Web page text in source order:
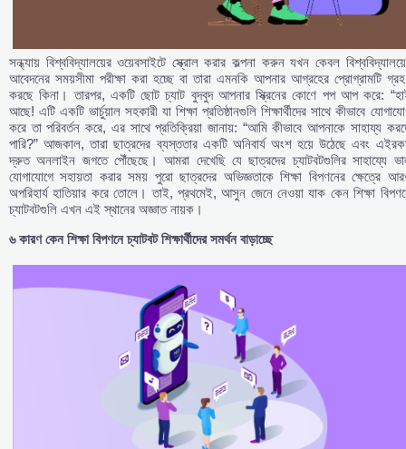
সন্ধ্যায় বিশ্ববিদ্যালয়ের ওয়েবসাইটে স্ক্রোল করার কল্পনা করুন যখন কেবল
আবেদনের সময়সীমা পরীক্ষা করা হচ্ছে বা তারা এমনকি আপনার আগ্রহের প্রোগ্রামটি
করছে কিনা। তারপর, একটি ছোট চ্যাট বুদবুদ আপনার স্ক্রিনের কোণে পপ আপ করে:
আছে! এটি একটি ভার্চুয়াল সহকারী যা শিক্ষা প্রতিষ্ঠানগুলি শিক্ষার্থীদের সাথে কীভাবে
করে তা পরিবর্তন করে, এর সাথে প্রতিক্রিয়া জানায়: “আমি কীভাবে আপনাকে সাহায্য
পারি?” আজকাল, তারা ছাত্রদের ব্যস্ততার একটি অনিবার্য অংশ হয়ে উঠেছে এবং
দ্রুত অনলাইন জগতে পৌঁছেছে। আমরা দেখেছি যে ছাত্রদের চ্যাটবটগুলির সাহায্যে
যোগাযোগে সহায়তা করার সময় পুরো ছাত্রদের অভিজ্ঞতাকে শিক্ষা বিপণনের ক্ষেত্রে
অপরিহার্য হাতিয়ার করে তোলে। তাই, প্রথমেই, আসুন জেনে নেওয়া যাক কেন শিক্ষা
চ্যাটবটগুলি এখন এই স্থানের অজ্ঞাত নায়ক।
৬কারণকেনশিক্ষাবিপণনেচ্যাটবটশিক্ষার্থীদেরসমর্থনবাড়াচ্ছে